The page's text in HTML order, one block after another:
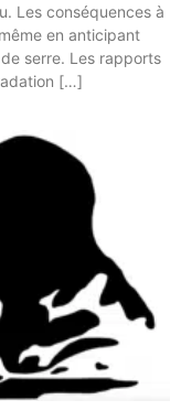
Les consé­quences à
en anti­ci­pant
serre. Les rap­ports
[…]